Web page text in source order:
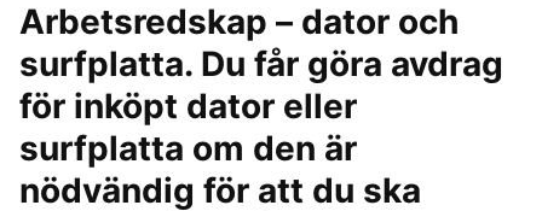
Arbetsredskap – dator och
surfplatta. Du får göra avdrag
för inköpt dator eller
surfplatta om den är
nödvändig för att du ska